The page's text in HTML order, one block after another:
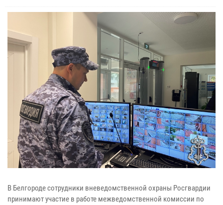
В Белгороде сотрудники вневедомственной охраны Росгвардии
принимают участие в работе межведомственной комиссии по